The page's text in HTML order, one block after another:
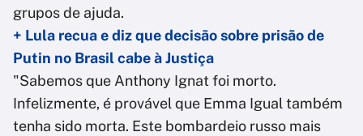
grupos de ajuda.
+ Lula recua e diz que decisão sobre prisão de
Putin no Brasil cabe à Justiça
"Sabemos que Anthony Ignat foi morto.
Infelizmente, é provável que Emma Igual também
tenha sido morta. Este bombardeio russo mais